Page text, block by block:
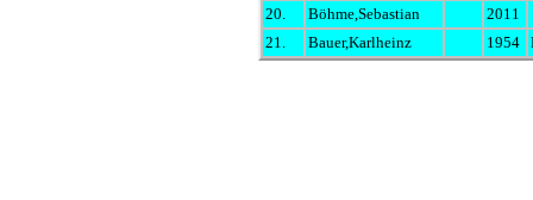
20.
Böhme,Sebastian
2011
21.
Bauer,Karlheinz 1954